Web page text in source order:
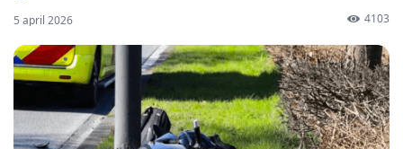
5 april 2026 4103